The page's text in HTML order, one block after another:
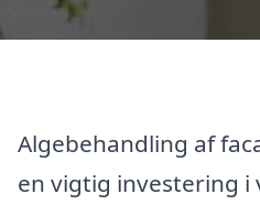
Algebehandling af
en vigtig investering i